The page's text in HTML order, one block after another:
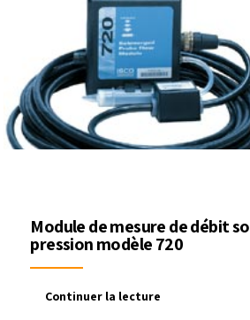
Module de mesure de débit
pression modèle 720
Continuer la lecture